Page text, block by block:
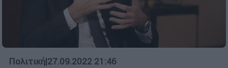
Πολιτική|27.09.2022 21:46